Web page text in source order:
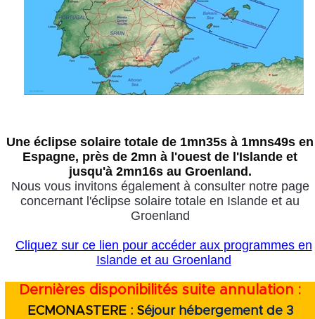
Une éclipse solaire totale de 1mn35s à 1mns49s en
Espagne, près de 2mn à l'ouest de l'Islande et
jusqu'à 2mn16s au Groenland.
Nous vous invitons également à consulter notre page
concernant l'éclipse solaire totale en Islande et au
Groenland
Cliquez sur ce lien pour accéder aux programmes en
Islande et au Groenland
Dernières disponibilités suite annulation :
ECMONASTERE : Séjour hébergement de 3